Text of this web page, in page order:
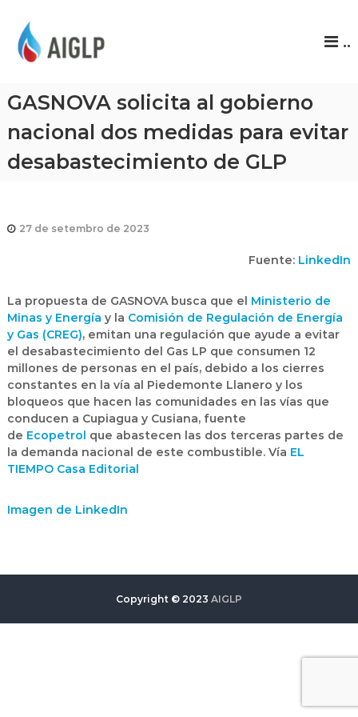
P
..
GASNOVA solicita al gobierno
nacional dos medidas para evitar
desabastecimiento de GLP
27 de setembro de 2023
Fuente: LinkedIn
La propuesta de GASNOVA busca que el Ministerio de
Minas y Energía y la Comisión de Regulación de Energía
y Gas (CREG), emitan una regulación que ayude a evitar
el desabastecimiento del Gas LP que consumen 12
millones de personas en el país, debido a los cierres
constantes en la vía al Piedemonte Llanero y los
bloqueos que hacen las comunidades en las vías que
conducen a Cupiagua y Cusiana, fuente
de Ecopetrol que abastecen las dos terceras partes de
la demanda nacional de este combustible. Vía EL
TIEMPO Casa Editorial
Imagen de LinkedIn
Copyright © 2023 AIGLP